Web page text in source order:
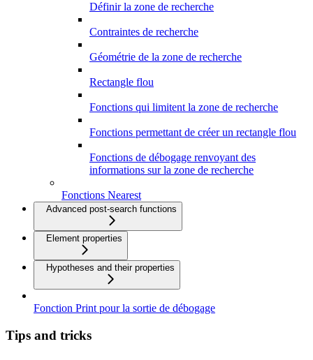
Définir la zone de recherche
Contraintes de recherche
Géométrie de la zone de recherche
Rectangle flou
Fonctions qui limitent la zone de recherche
Fonctions permettant de créer un rectangle flou
Fonctions de débogage renvoyant des
informations sur la zone de recherche
Fonctions Nearest
Advanced post-search functions
Element properties
Hypotheses and their properties
Fonction Print pour la sortie de débogage
Tips and tricks